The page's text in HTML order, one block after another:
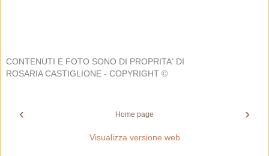
CONTENUTI E FOTO SONO DI PROPRITA' DI
ROSARIA CASTIGLIONE - COPYRIGHT ©
‹ ›
Home page
Visualizza versione web